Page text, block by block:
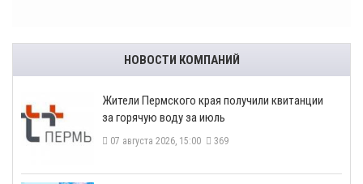
НОВОСТИ КОМПАНИЙ
​Жители Пермского края получили квитанции
за горячую воду за июль
07 августа 2026, 15:00 369